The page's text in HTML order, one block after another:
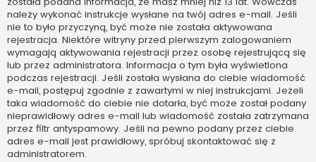
należy wykonać instrukcje wysłane na twój adres e-mail. Jeśli
nie to było przyczyną, być może nie została aktywowana
rejestracja. Niektóre witryny przed pierwszym zalogowaniem
wymagają aktywowania rejestracji przez osobę rejestrującą się
lub przez administratora. Informacja o tym była wyświetlona
podczas rejestracji. Jeśli została wysłana do ciebie wiadomość
e-mail, postępuj zgodnie z zawartymi w niej instrukcjami. Jeżeli
taka wiadomość do ciebie nie dotarła, być może został podany
nieprawidłowy adres e-mail lub wiadomość została zatrzymana
przez filtr antyspamowy. Jeśli na pewno podany przez ciebie
adres e-mail jest prawidłowy, spróbuj skontaktować się z
administratorem.